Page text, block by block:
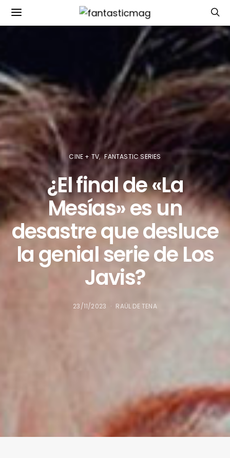
CINE + TV FANTASTIC SERIES
¿El final de «La
Mesías» es un
desastre que desluce
la genial serie de Los
Javis?
23/11/2023 RAÜL DE TENA